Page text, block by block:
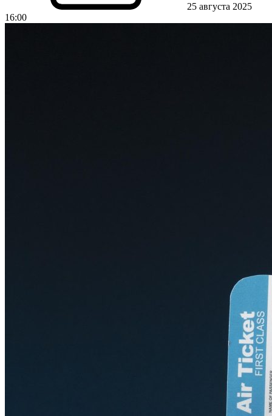
25 августа 2025
16:00